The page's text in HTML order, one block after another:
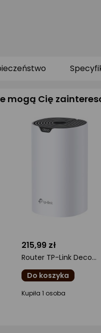
mogą Cię
215,99 zł
Router TP-Link Deco S7 1-pack
Do koszyka
ocena
Kupiła 1 osoba